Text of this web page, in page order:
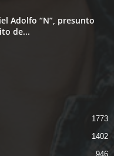
Adolfo “N”, presunto
de...
1773
1402
946